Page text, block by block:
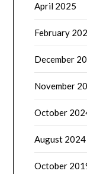
April 2025
February
December
November
October
August 2024
October